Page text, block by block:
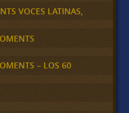
VOCES LATINAS,
– LOS 60